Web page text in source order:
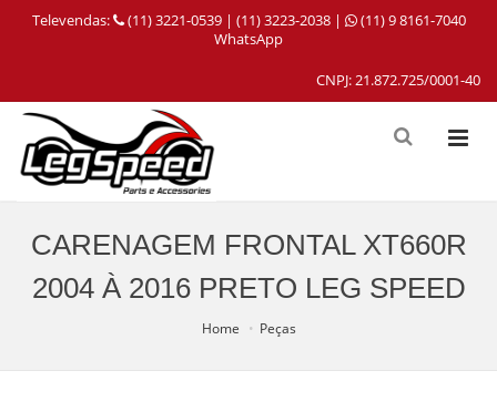
Televendas: (11) 3221-0539 | (11) 3223-2038 |
(11) 9 8161-7040
WhatsApp
CNPJ: 21.872.725/0001-40
CARENAGEM FRONTAL XT660R
2004 À 2016 PRETO LEG SPEED
Home Peças